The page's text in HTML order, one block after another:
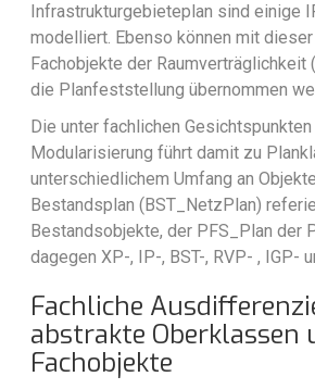
Infrastrukturgebieteplan sind einige
modelliert. Ebenso können mit
Fachobjekte der Raumverträglichkeit
die Planfeststellung übernommen
Die unter fachlichen
Modularisierung führt damit zu
unterschiedlichem Umfang an
Bestandsplan (BST_NetzPlan)
Bestandsobjekte, der PFS_Plan der
dagegen XP-, IP-, BST-, RVP- , IGP-
Fachliche
abstrakte Oberklassen
Fachobjekte